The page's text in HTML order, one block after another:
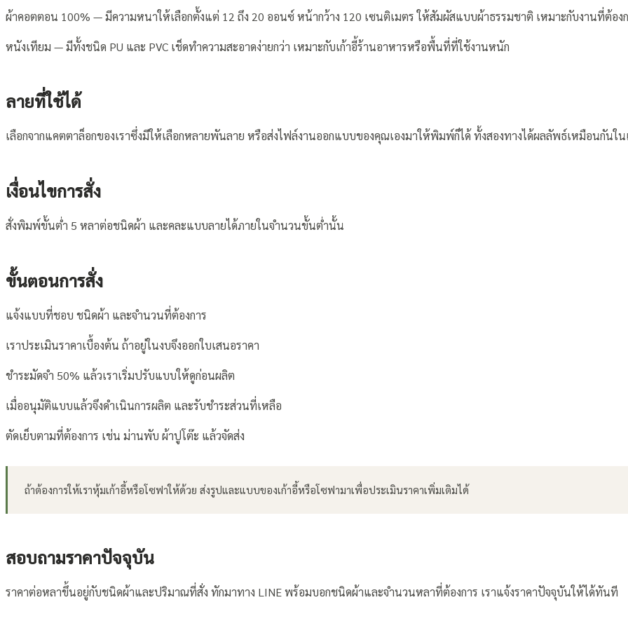
ผ้าคอตตอน 100% — มีความหนาให้เลือกตั้งแต่ 12 ถึง 20 ออนซ์ หน้ากว้าง 120 เซนติเมตร ให้สัมผัสแบบผ้าธรรมชาติ เหมาะกับงานที่ต้อง
หนังเทียม — มีทั้งชนิด PU และ PVC เช็ดทำความสะอาดง่ายกว่า เหมาะกับเก้าอี้ร้านอาหารหรือพื้นที่ที่ใช้งานหนัก
ลายที่ใช้ได้
เลือกจากแคตตาล็อกของเราซึ่งมีให้เลือกหลายพันลาย หรือส่งไฟล์งานออกแบบของคุณเองมาให้พิมพ์ก็ได้ ทั้งสองทางได้ผลลัพธ์เหมือนกัน
เงื่อนไขการสั่ง
สั่งพิมพ์ขั้นต่ำ 5 หลาต่อชนิดผ้า และคละแบบลายได้ภายในจำนวนขั้นต่ำนั้น
ขั้นตอนการสั่ง
แจ้งแบบที่ชอบ ชนิดผ้า และจำนวนที่ต้องการ
เราประเมินราคาเบื้องต้น ถ้าอยู่ในงบจึงออกใบเสนอราคา
ชำระมัดจำ 50% แล้วเราเริ่มปรับแบบให้ดูก่อนผลิต
เมื่ออนุมัติแบบแล้วจึงดำเนินการผลิต และรับชำระส่วนที่เหลือ
ตัดเย็บตามที่ต้องการ เช่น ม่านพับ ผ้าปูโต๊ะ แล้วจัดส่ง
ถ้าต้องการให้เราหุ้มเก้าอี้หรือโซฟาให้ด้วย ส่งรูปและแบบของเก้าอี้หรือโซฟามาเพื่อประเมินราคาเพิ่มเติมได้
สอบถามราคาปัจจุบัน
ราคาต่อหลาขึ้นอยู่กับชนิดผ้าและปริมาณที่สั่ง ทักมาทาง LINE พร้อมบอกชนิดผ้าและจำนวนหลาที่ต้องการ เราแจ้งราคาปัจจุบันให้ได้ทันที